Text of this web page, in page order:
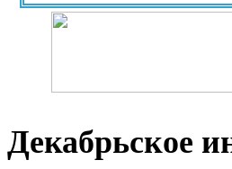
Декабрьское